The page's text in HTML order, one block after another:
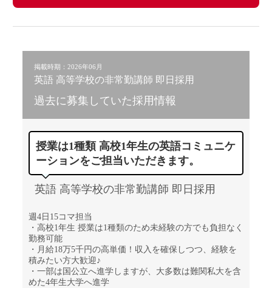
掲載時期：2026年06月
英語 高等学校の非常勤講師 即日採用
過去に募集していた採用情報
授業は1種類 高校1年生の英語コミュニケ
ーションをご担当いただきます。
英語 高等学校の非常勤講師 即日採用
週4日15コマ担当
・高校1年生 授業は1種類のため未経験の方でも負担なく
勤務可能
・月給18万5千円の高単価！収入を確保しつつ、経験を
積みたい方大歓迎♪
・一部は国公立へ進学しますが、大多数は難関私大を含
めた4年生大学へ進学